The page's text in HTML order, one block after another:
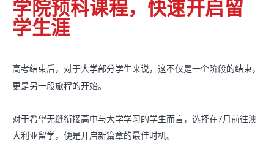
学院预科课程，快速开启留
学生涯
高考结束后，对于大学部分学生来说， 这不仅是一个阶段的结束，
更是另一段旅程的开始。
对于希望无缝衔接高中与大学学习的学生而言， 选择在7月前往澳
大利亚留学， 便是开启新篇章的最佳时机。